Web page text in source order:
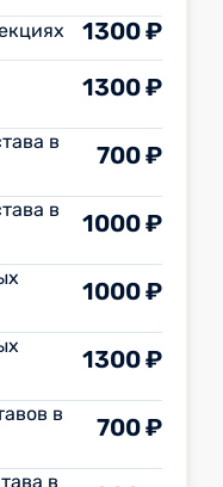
1300 ₽
1300 ₽
в
700 ₽
в
1000 ₽
1000 ₽
1300 ₽
в
700 ₽
в